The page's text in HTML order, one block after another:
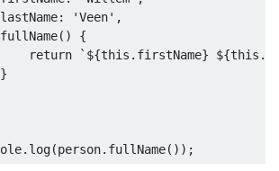
: 'Veen' ,
()
{
return
` ${this . firstName} ${this .
}
. log(person. fullName());